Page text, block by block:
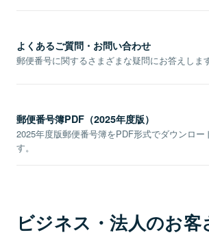
よくあるご質問・お問い合わせ
郵便番号に関するさまざまな疑問にお答えします
郵便番号簿PDF（2025年度版）
2025年度版郵便番号簿をPDF形式でダウンロー
す。
ビジネス・法人のお客